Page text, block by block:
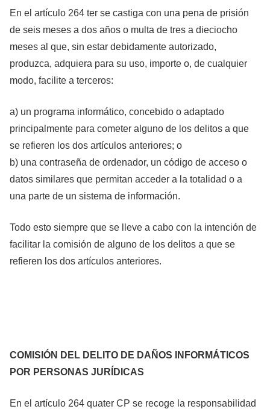
En el artículo 264 ter se castiga con una pena de prisión
de seis meses a dos años o multa de tres a dieciocho
meses al que, sin estar debidamente autorizado,
produzca, adquiera para su uso, importe o, de cualquier
modo, facilite a terceros:
a) un programa informático, concebido o adaptado
principalmente para cometer alguno de los delitos a que
se refieren los dos artículos anteriores; o
b) una contraseña de ordenador, un código de acceso o
datos similares que permitan acceder a la totalidad o a
una parte de un sistema de información.
Todo esto siempre que se lleve a cabo con la intención de
facilitar la comisión de alguno de los delitos a que se
refieren los dos artículos anteriores.
COMISIÓN DEL DELITO DE DAÑOS INFORMÁTICOS
POR PERSONAS JURÍDICAS
En el artículo 264 quater CP se recoge la responsabilidad